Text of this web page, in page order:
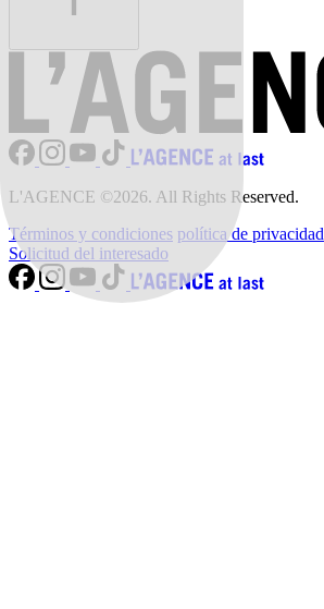
L'AGENCE ©2026. All Rights Reserved.
Términos y condiciones política de privacidad
Solicitud del interesado